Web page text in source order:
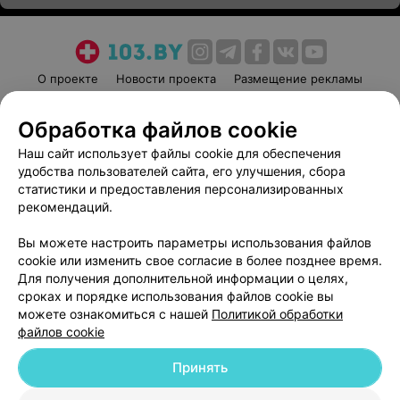
О проекте Новости проекта
Размещение рекламы
Пользовательское соглашение
Способы оплаты
Вакансии
Партнеры
Написать руководителю 103.by
Обработка персональных данных
© 2026 ООО «Артокс Лаб», УНП 191700409
| 220012, Республика Беларусь,
Обработка файлов cookie
Наш сайт использует файлы cookie для обеспечения
удобства пользователей сайта, его улучшения, сбора
статистики и предоставления персонализированных
рекомендаций.
Вы можете настроить параметры использования файлов
cookie или изменить свое согласие в более позднее время.
Для получения дополнительной информации о целях,
сроках и порядке использования файлов cookie вы
можете ознакомиться с нашей Политикой обработки
файлов cookie
Принять